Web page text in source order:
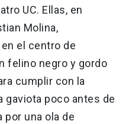
UC. Ellas, en
Molina,
el centro de
felino negro y gordo
cumplir con la
gaviota poco antes de
por una ola de